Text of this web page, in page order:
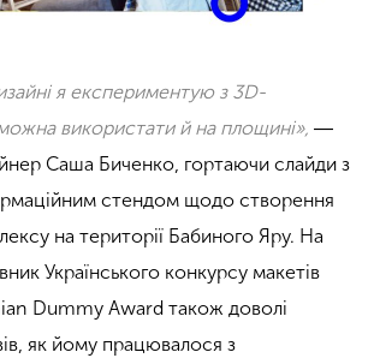
я експериментую з 3D-
використати й на площині», ―
Саша Биченко, гортаючи слайди з
стендом щодо створення
на території Бабиного Яру. На
Українського конкурсу макетів
Dummy Award також доволі
як йому працювалося з